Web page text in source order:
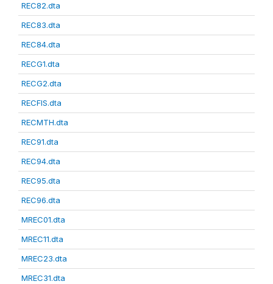
REC82.dta
REC83.dta
REC84.dta
RECG1.dta
RECG2.dta
RECFIS.dta
RECMTH.dta
REC91.dta
REC94.dta
REC95.dta
REC96.dta
MREC01.dta
MREC11.dta
MREC23.dta
MREC31.dta